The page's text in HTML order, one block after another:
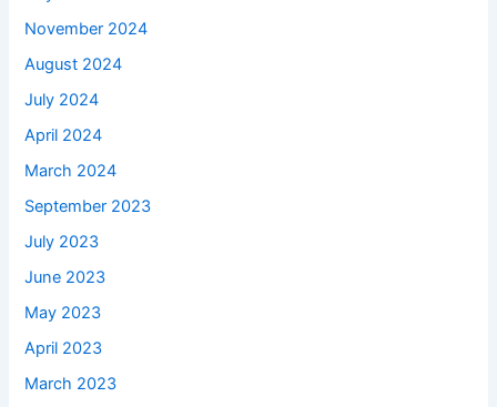
November 2024
August 2024
July 2024
April 2024
March 2024
September 2023
July 2023
June 2023
May 2023
April 2023
March 2023